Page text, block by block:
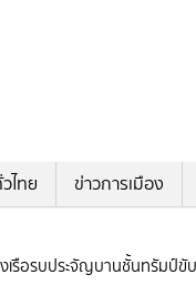
ไทย ข่าวการเมือง
รือรบประจัญบานชั้นทรัมป์ขั